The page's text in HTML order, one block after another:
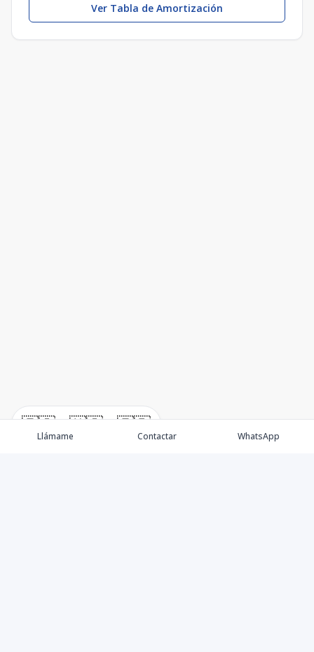
🇪🇸 🇺🇸 🇫🇷
Ver Tabla de Amortización
Llámame Contactar WhatsApp